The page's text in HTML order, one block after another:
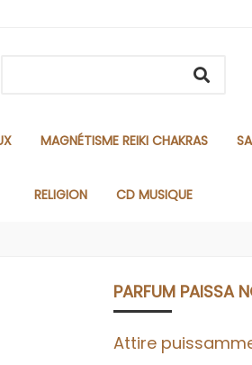
MAGNÉTISME REIKI CHAKRAS
RELIGION CD MUSIQUE
PARFUM PAISSA
Attire